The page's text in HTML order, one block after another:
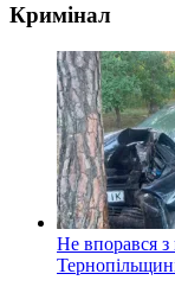
Кримінал
Не впорався з